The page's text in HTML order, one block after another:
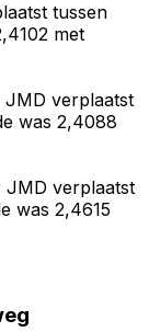
tussen
met
JMD verplaatst
was 2,4088
JMD verplaatst
was 2,4615